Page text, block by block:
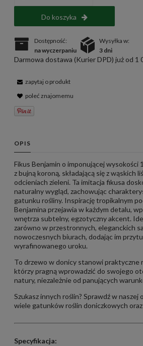
Do koszyka
Dostępność:
na wyczerpaniu
Wysyłka w:
3 dni
Darmowa dostawa (Kurier DPD) już od 1
zapytaj o produkt
poleć znajomemu
OPIS
Fikus Benjamin o imponującej wysokości
z bujną koroną, składającą się z wąskich
odcieniach zieleni. Ta imitacja fikusa
naturalny wygląd, zachowując
gatunku rośliny. Inspirację tropikalnym
Benjamina przejawia w każdym detalu,
wnętrza subtelny, egzotyczny akcent.
zarówno w przestronnych, eleganckich
nowoczesnych biurach, dodając im
wyrafinowanego uroku.
To drzewo w donicy stanowi praktyczne
którzy pragną wprowadzić do swojego
natury, niezależnie od panujących
Szukasz innych roślin? Sprawdź w
wiele gatunków roślin doniczkowych
Specyfikacja: